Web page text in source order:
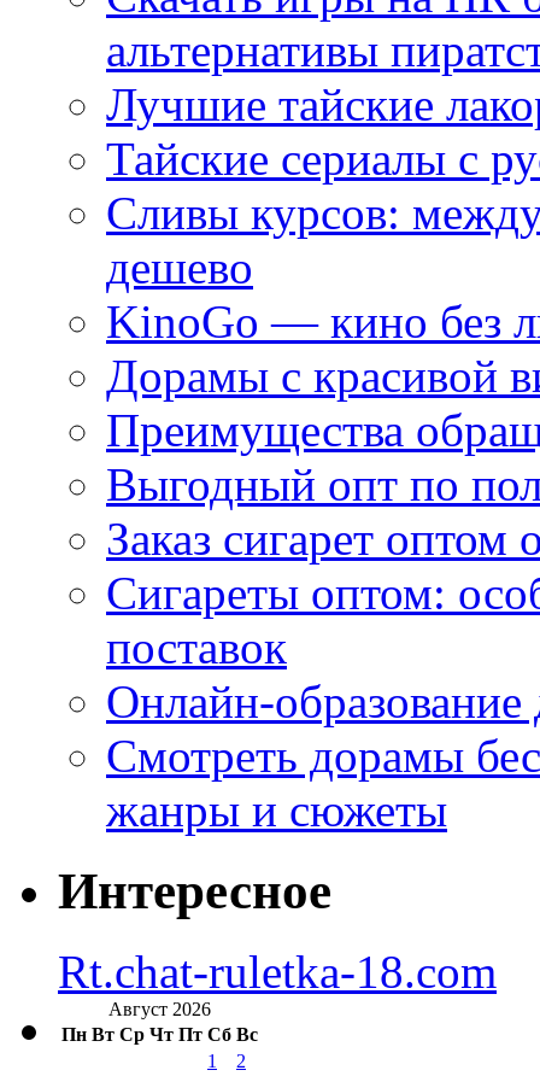
альтернативы
Лучшие тайские
Тайские сериалы с
Сливы курсов:
дешево
KinoGo — кино без
Дорамы с красивой
Преимущества
Выгодный опт по
Заказ сигарет оптом
Сигареты оптом:
поставок
Онлайн-
Смотреть дорамы
жанры и сюжеты
Интересное
Rt.chat-ruletka-18.com
Август 2026
Пн Вт Ср Чт Пт Сб Вс
1
2